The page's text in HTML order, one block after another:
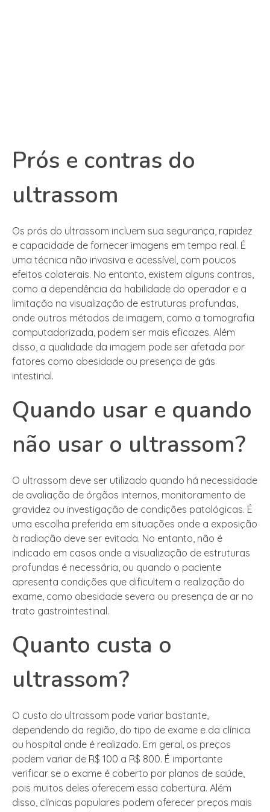
Prós e contras do
ultrassom
Os prós do ultrassom incluem sua segurança, rapidez
e capacidade de fornecer imagens em tempo real. É
uma técnica não invasiva e acessível, com poucos
efeitos colaterais. No entanto, existem alguns contras,
como a dependência da habilidade do operador e a
limitação na visualização de estruturas profundas,
onde outros métodos de imagem, como a tomografia
computadorizada, podem ser mais eficazes. Além
disso, a qualidade da imagem pode ser afetada por
fatores como obesidade ou presença de gás
intestinal.
Quando usar e quando
não usar o ultrassom?
O ultrassom deve ser utilizado quando há necessidade
de avaliação de órgãos internos, monitoramento de
gravidez ou investigação de condições patológicas. É
uma escolha preferida em situações onde a exposição
à radiação deve ser evitada. No entanto, não é
indicado em casos onde a visualização de estruturas
profundas é necessária, ou quando o paciente
apresenta condições que dificultem a realização do
exame, como obesidade severa ou presença de ar no
trato gastrointestinal.
Quanto custa o
ultrassom?
O custo do ultrassom pode variar bastante,
dependendo da região, do tipo de exame e da clínica
ou hospital onde é realizado. Em geral, os preços
podem variar de R$ 100 a R$ 800. É importante
verificar se o exame é coberto por planos de saúde,
pois muitos deles oferecem essa cobertura. Além
disso, clínicas populares podem oferecer preços mais